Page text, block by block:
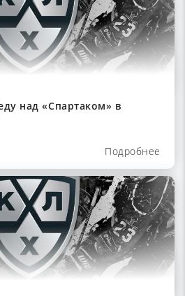
над «Спартаком» в
Подробнее